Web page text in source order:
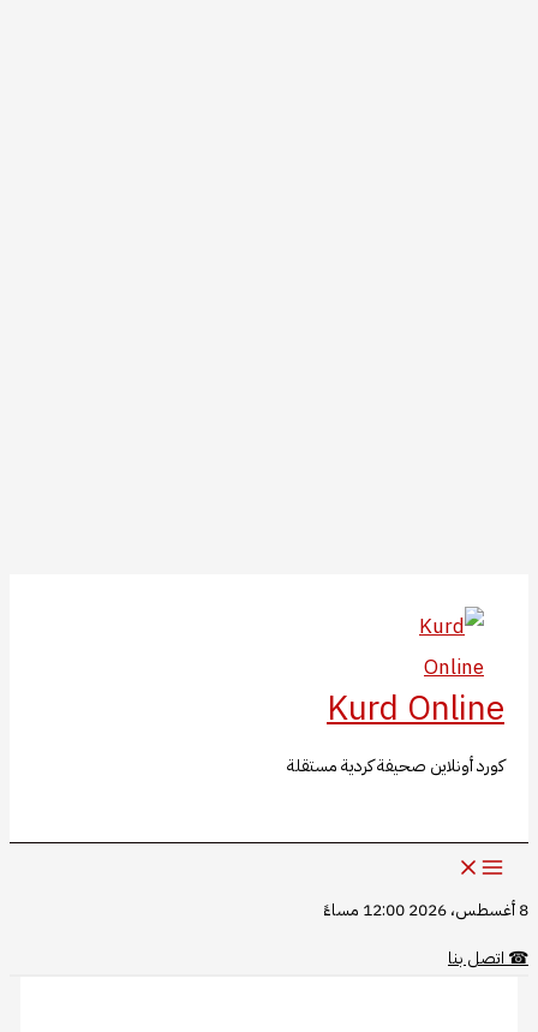
المحتوى
Kurd Online
كورد أونلاين صحيفة كردية مستقلة
8 أغسطس، 2026 12:00 مساءً
☎اتصل بنا